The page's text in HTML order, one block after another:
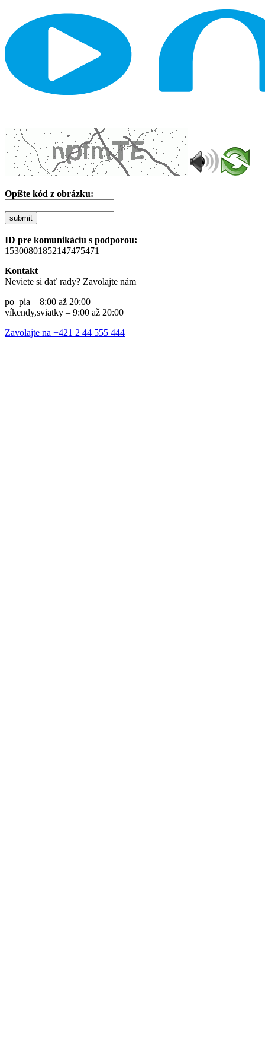
Opíšte kód z obrázku:
submit
ID pre komunikáciu s podporou:
15300801852147475471
Kontakt
Neviete si dať rady? Zavolajte nám
po–pia – 8:00 až 20:00
víkendy,sviatky – 9:00 až 20:00
Zavolajte na +421 2 44 555 444